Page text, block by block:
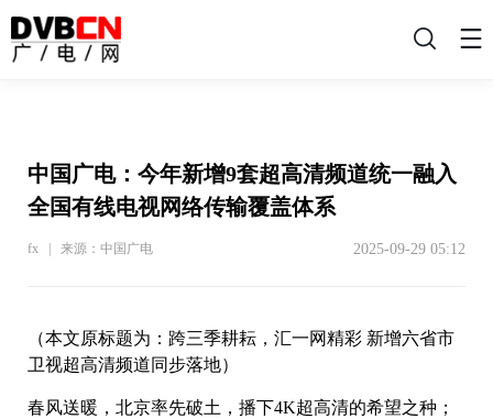
搜
中国广电：今年新增9套超高清频道统一融入
全国有线电视网络传输覆盖体系
fx | 来源：中国广电 2025-09-29 05:12
（本文原标题为：跨三季耕耘，汇一网精彩 新增六省市
卫视超高清频道同步落地）
春风送暖，北京率先破土，播下4K超高清的希望之种；